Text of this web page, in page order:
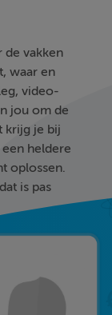
de vakken
waar en
video-
jou om de
krijg je bij
heldere
oplossen.
is pas